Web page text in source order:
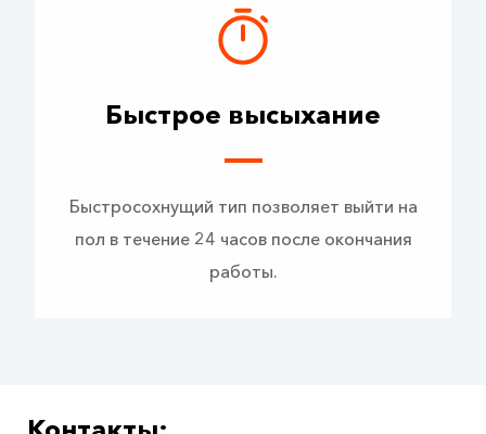
Быстрое высыхание
Быстросохнущий тип позволяет выйти на
пол в течение 24 часов после окончания
работы.